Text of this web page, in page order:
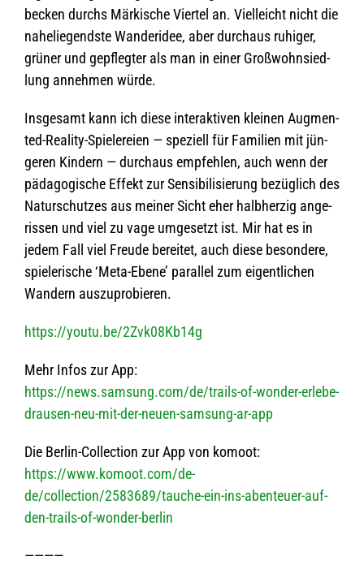
be­cken durchs Mär­ki­sche Vier­tel an. Viel­leicht nicht die
nahe­lie­gendste Wan­der­idee, aber durch­aus ruhi­ger,
grü­ner und gepfleg­ter als man in einer Groß­wohn­sied­
lung anneh­men würde.
Ins­ge­samt kann ich diese inter­ak­ti­ven klei­nen Aug­men­
ted-Rea­lity-Spie­le­reien — spe­zi­ell für Fami­lien mit jün­
ge­ren Kin­dern — durch­aus emp­feh­len, auch wenn der
päd­ago­gi­sche Effekt zur Sen­si­bi­li­sie­rung bezüg­lich des
Natur­schut­zes aus mei­ner Sicht eher halb­her­zig ange­
ris­sen und viel zu vage umge­setzt ist. Mir hat es in
jedem Fall viel Freude berei­tet, auch diese beson­dere,
spie­le­ri­sche ‘Meta-Ebene’ par­al­lel zum eigent­li­chen
Wan­dern auszuprobieren.
https://youtu.be/2Zvk08Kb14g
Mehr Infos zur App:
https://news.samsung.com/de/trails-of-wonder-erlebe-
drausen-neu-mit-der-neuen-samsung-ar-app
Die Ber­lin-Coll­ec­tion zur App von komoot:
https://www.komoot.com/de-
de/collection/2583689/tauche-ein-ins-abenteuer-auf-
den-trails-of-wonder-berlin
————